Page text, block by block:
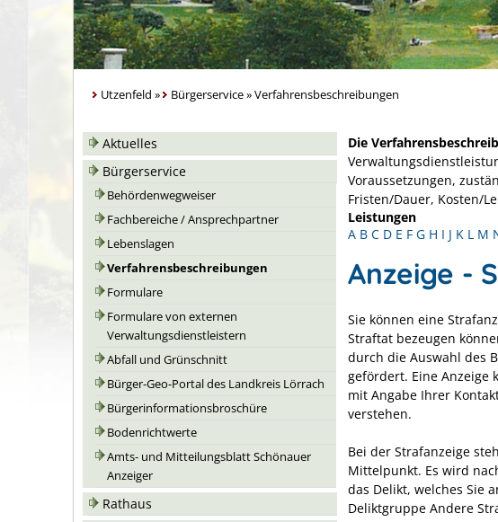
Utzenfeld » Bürgerservice»Verfahrensbeschreibungen
Aktuelles
Bürgerservice
Behördenwegweiser
Fachbereiche / Ansprechpartner
Lebenslagen
Verfahrensbeschreibungen
Formulare
Formulare von externen
Verwaltungsdienstleistern
Abfall und Grünschnitt
Bürger-Geo-Portal des Landkreis Lörrach
Bürgerinformationsbroschüre
Bodenrichtwerte
Amts- und Mitteilungsblatt Schönauer
Anzeiger
Rathaus
Die
Voraussetzungen,
Fristen/Dauer, Kosten/
Leistungen
A B C D E F G H I J K L M
Anzeige -
Sie können eine
Straftat bezeugen
durch die Auswahl des
gefördert. Eine Anzeige
mit Angabe Ihrer
verstehen.
Bei der Strafanzeige
Mittelpunkt. Es wird
das Delikt, welches Sie
Deliktgruppe Andere